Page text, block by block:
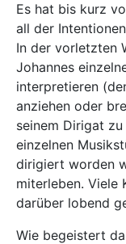
Es hat bis kurz
all der
In der vorletzten
Johannes
interpretieren
anziehen oder
seinem Dirigat
einzelnen
dirigiert worden
miterleben. Viele
darüber lobend
Wie begeistert